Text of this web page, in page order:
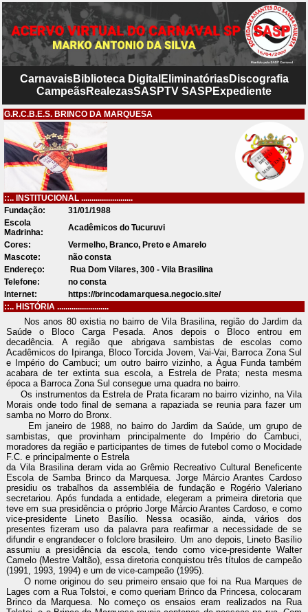
CarnavaisBiblioteca Digital EliminatóriasDiscografia
CampeãsRealezasSASPTV SASP Expediente
G.R.C.B.E.S. BRINCO DA MARQUESA
::.. INSTITUCIONAL .........................
Fundação:
31/01/1988
Escola
Madrinha:
Acadêmicos do Tucuruvi
Cores:
Vermelho, Branco, Preto e Amarelo
Mascote:
não consta
Endereço:
Rua Dom Vilares, 300 - Vila Brasilina
Telefone:
no consta
Internet:
https://brincodamarquesa.negocio.site/
::.. HISTÓRIA .........................
Nos anos 80 existia no bairro de Vila Brasilina, região do Jardim da
Saúde o Bloco Carga Pesada. Anos depois o Bloco entrou em
decadência. A região que abrigava sambistas de escolas como
Acadêmicos do Ipiranga, Bloco Torcida Jovem, Vai-Vai, Barroca Zona Sul
e Império do Cambuci; um outro bairro vizinho, a Água Funda também
acabara de ter extinta sua escola, a Estrela de Prata; nesta mesma
época a Barroca Zona Sul consegue uma quadra no bairro.
Os instrumentos da Estrela de Prata ficaram no bairro vizinho, na Vila
Morais onde todo final de semana a rapaziada se reunia para fazer um
samba no Morro do Bronx.
Em janeiro de 1988, no bairro do Jardim da Saúde, um grupo de
sambistas, que provinham principalmente do Império do Cambuci,
moradores da região e participantes de times de futebol como o Mocidade
F.C. e principalmente o Estrela
da Vila Brasilina deram vida ao Grêmio Recreativo Cultural Beneficente
Escola de Samba Brinco da Marquesa. Jorge Márcio Arantes Cardoso
presidiu os trabalhos da assembléia de fundação e Rogério Valeriano
secretariou. Após fundada a entidade, elegeram a primeira diretoria que
teve em sua presidência o próprio Jorge Márcio Arantes Cardoso, e como
vice-presidente Lineto Basílio. Nessa ocasião, ainda, vários dos
presentes fizeram uso da palavra para reafirmar a necessidade de se
difundir e engrandecer o folclore brasileiro. Um ano depois, Lineto Basílio
assumiu a presidência da escola, tendo como vice-presidente Walter
Camelo (Mestre Valtão), essa diretoria conquistou três títulos de campeão
(1991, 1993, 1994) e um de vice-campeão (1995).
O nome originou do seu primeiro ensaio que foi na Rua Marques de
Lages com a Rua Tolstoi, e como queriam Brinco da Princesa, colocaram
Brinco da Marquesa. No começo os ensaios eram realizados na Rua